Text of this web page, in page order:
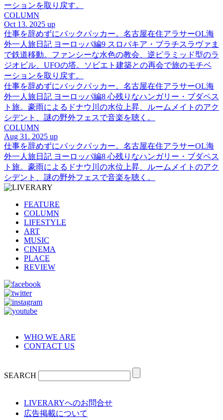
ーションを取り戻す。
COLUMN
Oct 13. 2025 up
仕事を辞めずにバックパッカー。名古屋在住アラサーOL海
外一人旅日記 ヨーロッパ編9 スロバキア・ブラチスラヴァま
で鉄道移動。ファンシーな水色の教会、逆ピラミッド型のラ
ジオビル、UFOの塔。ソビエト建築との再会で旅のモチベ
ーションを取り戻す。
仕事を辞めずにバックパッカー。名古屋在住アラサーOL海
外一人旅日記 ヨーロッパ編8 心残りなハンガリー・ブダペス
ト旅。豪雨によるドナウ川の水位上昇、ルームメイトのアク
シデント、謎の野外フェスで音楽を聴く。
COLUMN
Aug 31. 2025 up
仕事を辞めずにバックパッカー。名古屋在住アラサーOL海
外一人旅日記 ヨーロッパ編8 心残りなハンガリー・ブダペス
ト旅。豪雨によるドナウ川の水位上昇、ルームメイトのアク
シデント、謎の野外フェスで音楽を聴く。
FEATURE
COLUMN
LIFESTYLE
ART
MUSIC
CINEMA
PLACE
REVIEW
WHO WE ARE
CONTACT US
SEARCH
LIVERARYへのお問合せ
広告掲載について